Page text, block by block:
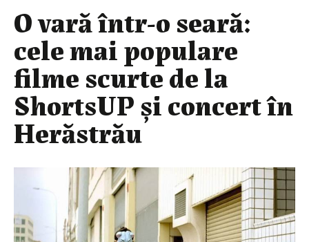
O vară într-o seară:
cele mai populare
filme scurte de la
ShortsUP și concert în
Herăstrău